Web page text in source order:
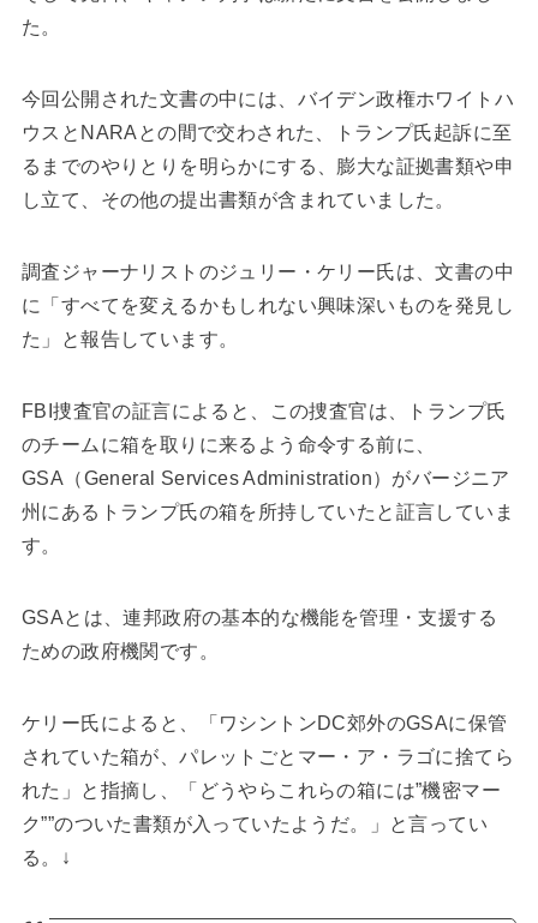
た。
今回公開された文書の中には、バイデン政権ホワイトハ
ウスとNARAとの間で交わされた、トランプ氏起訴に至
るまでのやりとりを明らかにする、膨大な証拠書類や申
し立て、その他の提出書類が含まれていました。
調査ジャーナリストのジュリー・ケリー氏は、文書の中
に「すべてを変えるかもしれない興味深いものを発見し
た」と報告しています。
FBI捜査官の証言によると、この捜査官は、トランプ氏
のチームに箱を取りに来るよう命令する前に、
GSA（General Services Administration）がバージニア
州にあるトランプ氏の箱を所持していたと証言していま
す。
GSAとは、連邦政府の基本的な機能を管理・支援する
ための政府機関です。
ケリー氏によると、「ワシントンDC郊外のGSAに保管
されていた箱が、パレットごとマー・ア・ラゴに捨てら
れた」と指摘し、「どうやらこれらの箱には”機密マー
ク””のついた書類が入っていたようだ。」と言ってい
る。↓